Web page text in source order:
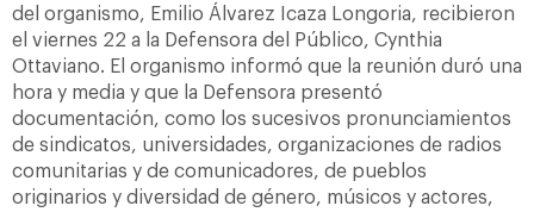
del organismo, Emilio Álvarez Icaza Longoria, recibieron
el viernes 22 a la Defensora del Público, Cynthia
Ottaviano. El organismo informó que la reunión duró una
hora y media y que la Defensora presentó
documentación, como los sucesivos pronunciamientos
de sindicatos, universidades, organizaciones de radios
comunitarias y de comunicadores, de pueblos
originarios y diversidad de género, músicos y actores,